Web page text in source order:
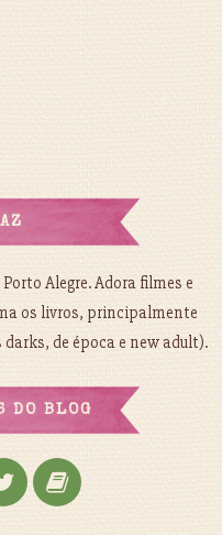
Alegre. Adora filmes e
os livros, principalmente
de época e new adult).
DO BLOG